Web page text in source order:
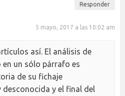
Responder
5 mayo, 2017 a las 10:02 am
así. El análisis de
en un sólo párrafo es
de su fichaje
desconocida y el final del